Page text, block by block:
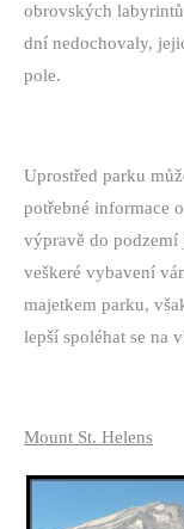
obrovských
dní nedochovaly,
pole.
Uprostřed parku
potřebné informace
výpravě do podzemí
veškeré vybavení
majetkem parku,
lepší spoléhat se na
Mount St. Helens